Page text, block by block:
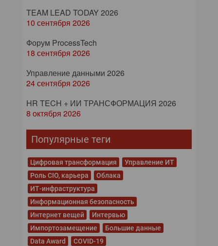
TEAM LEAD TODAY 2026
10 сентября 2026
Форум ProcessTech
18 сентября 2026
Управление данными 2026
24 сентября 2026
HR TECH + ИИ ТРАНСФОРМАЦИЯ 2026
8 октября 2026
Популярные теги
Цифровая трансформация
Управление ИТ
Роль CIO, карьера
Облака
ИТ-инфраструктура
Информационная безопасность
Интернет вещей
Интервью
Импортозамещение
Большие данные
Data Award
COVID-19